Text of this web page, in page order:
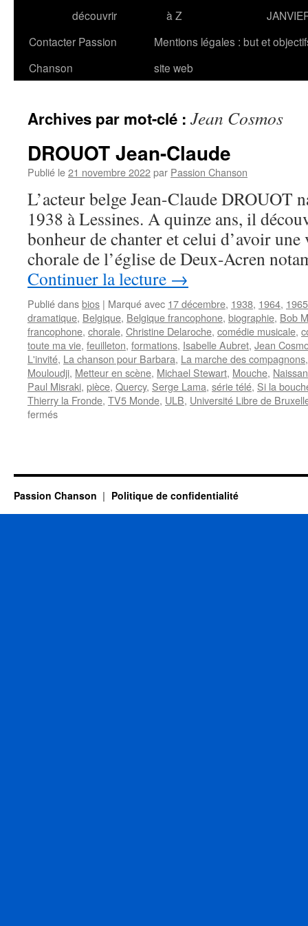
découvrir
à Z
Contacter Passion
Chanson
Mentions légales : but et
site web
Archives par mot-clé : Jean Cosmos
DROUOT Jean-Claude
Publié le21 novembre 2022par Passion Chanson
L’acteur belge Jean-Claude DROUOT
1938 à Lessines. A quinze ans, il
bonheur de chanter et celui d’avoir
chorale de l’église de Deux-Acren
Continuer la lecture →
Publié dansbios | Marqué avec 17 décembre, 1938, 1964, 1965
dramatique, Belgique, Belgique francophone, biographie, Bob
francophone, chorale, Christine Delaroche, comédie musicale,
toute ma vie, feuilleton, formations, Isabelle Aubret, Jean
L'invité, La chanson pour Barbara, La marche des compagnons
Mouloudji, Metteur en scène, Michael Stewart, Mouche,
Paul Misraki, pièce, Quercy, Serge Lama, série télé, Si la
Thierry la Fronde, TV5 Monde, ULB, Université Libre de
ferméssur
Passion Chanson Politique de confidentialité